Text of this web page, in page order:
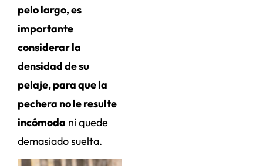
pelo largo, es
importante
considerar la
densidad de su
pelaje, para que la
pechera no le resulte
incómoda ni quede
demasiado suelta.